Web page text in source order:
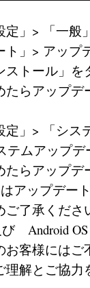
定」> 「一般
ト」> アップ
ストール」を
らアップデ
定」> 「シス
テムアップ
らアップデ
アップデー
了承くださ
Android
お客様にはご
理解とご協